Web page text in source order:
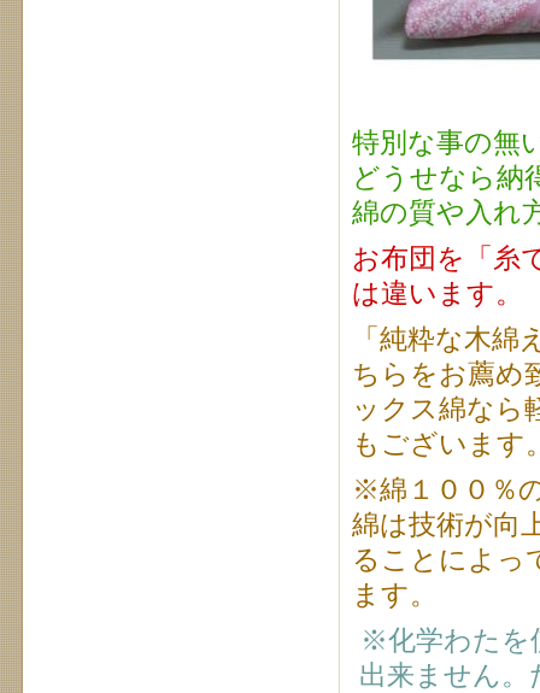
特別な事の無
どうせなら納
綿の質や入れ
お布団を「糸
は違います。
「純粋な木
ちらをお薦め
ックス綿なら
もございます
※綿１００％
綿は技術が向
ることによっ
ます。
※化学わたを
出来ません。